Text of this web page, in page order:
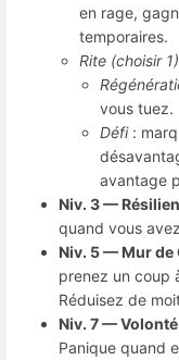
en rage,
temporaires.
Rite (choisir 1)
vous tuez.
Défi:
avantage
Niv. 3 —
quand vous
Niv. 5 — Mur de
prenez un coup
Réduisez de
Niv. 7 — Volonté
Panique quand